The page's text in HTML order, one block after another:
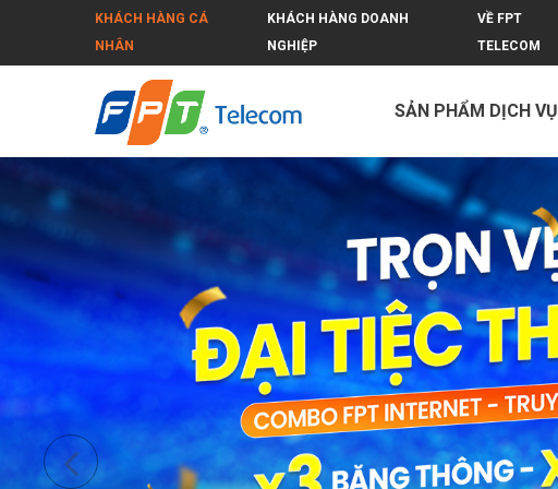
KHÁCH HÀNG CÁ
NHÂN
KHÁCH HÀNG DOANH
NGHIỆP
VỀ FPT
TELECOM
SẢN PHẨM DỊCH VỤ
Gói dịch vụ MAX